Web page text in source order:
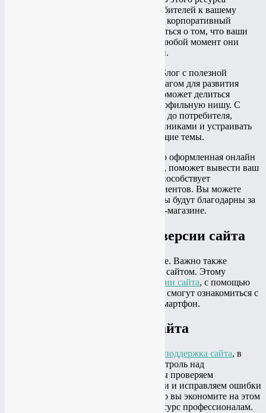
является повышение лояльности потребителей к вашему
бренду, фирме или предприятию. Имея корпоративный
портал, вы можете больше не беспокоиться о том, что ваши
клиенты уйдут к конкурентам. Ведь в любой момент они
смогут зайти на сайт и связаться с вами.
. Блог с полезной
информацией станет стремительным шагом для развития
предпринимательства. Такой портал поможет делиться
важными сведениями на узкую или профильную нишу. С
помощью блога вы можете достучаться до потребителя,
обмениваться мнением с единомышленниками и устраивать
дискуссии с обсуждениями на волнующие темы.
. Идеально оформленная онлайн
витрина увеличит средний чек продаж, поможет вывести ваш
бизнес на более высокий уровень, поспособствует
увеличению охвата потенциальных клиентов. Вы можете
этого не знать, но многие ваши клиенты будут благодарны за
возможность заказать товар в интернет-магазине.
Создание мобильной версии сайта
Но не только разработка имеет значение. Важно также
предоставить комфортное пользование сайтом. Этому
создание мобильной версии сайта, с помощью
которой ваши потенциальные клиенты смогут ознакомиться с
информацией о компании через свой смартфон.
Поддержка сайта
поддержка сайта, в
задачи которой входит постоянный контроль над
работоспособностью ресурса. Также мы проверяем
актуальность размещаемой информации и исправляем ошибки
в функционале. Только представьте, что вы экономите на этом
массу своего времени, доверяя свой ресурс профессионалам.